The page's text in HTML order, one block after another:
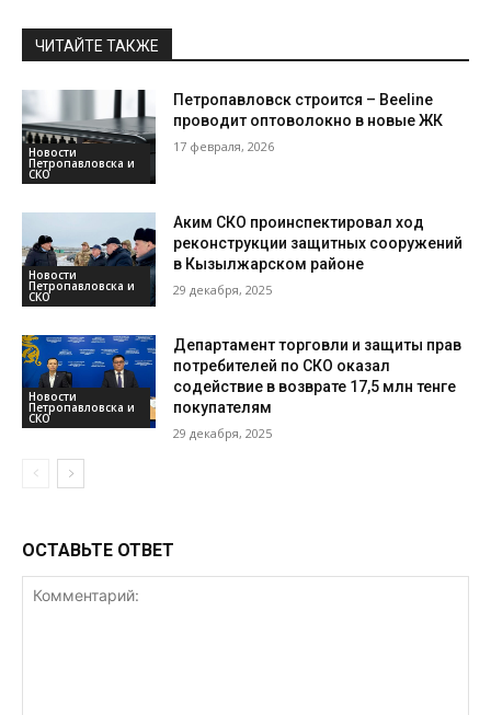
ЧИТАЙТЕ ТАКЖЕ
Новости
Петропавловска и
СКО
Петропавловск строится – Beeline
проводит оптоволокно в новые ЖК
17 февраля, 2026
Новости
Петропавловска и
СКО
Аким СКО проинспектировал ход
реконструкции защитных сооружений
в Кызылжарском районе
29 декабря, 2025
Новости
Петропавловска и
СКО
Департамент торговли и защиты прав
потребителей по СКО оказал
содействие в возврате 17,5 млн тенге
покупателям
29 декабря, 2025
ОСТАВЬТЕ ОТВЕТ